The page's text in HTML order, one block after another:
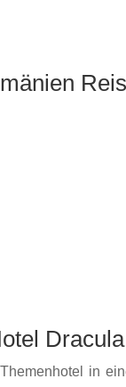
Dracula
in